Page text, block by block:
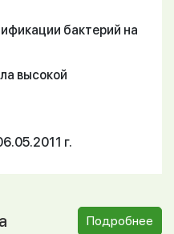
бактерий на
высокой
г.
Подробнее